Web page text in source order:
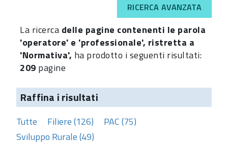
RICERCA AVANZATA
La ricerca delle pagine contenenti le parola
'operatore' e 'professionale', ristretta a
'Normativa', ha prodotto i seguenti risultati:
209 pagine
Raffina i risultati
Tutte Filiere (126)
PAC (75)
Sviluppo Rurale (49)